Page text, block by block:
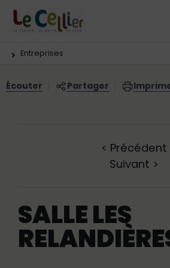
Panneau de gestion des cookies
Vous êtes ici:
Entreprises
Écouter Partager
< Précédent
Suivant >
SALLE LES